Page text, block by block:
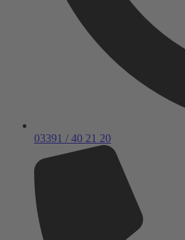
03391 / 40 21 20